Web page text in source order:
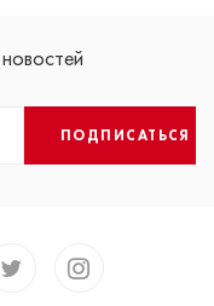
ПОДПИСАТЬСЯ